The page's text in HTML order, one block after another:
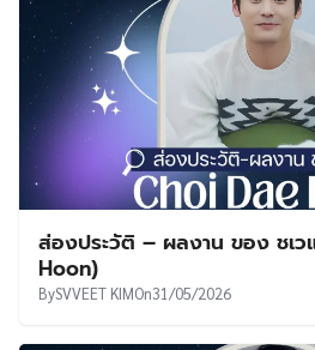
ส่องประวัติ – ผลงาน ของ ชเ
Hoon)
BySVVEET KIMOn31/05/2026